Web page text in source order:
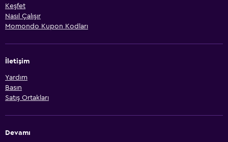
Keşfet
Nasıl Çalışır
Momondo Kupon Kodları
İletişim
Yardım
Basın
Satış Ortakları
Devamı